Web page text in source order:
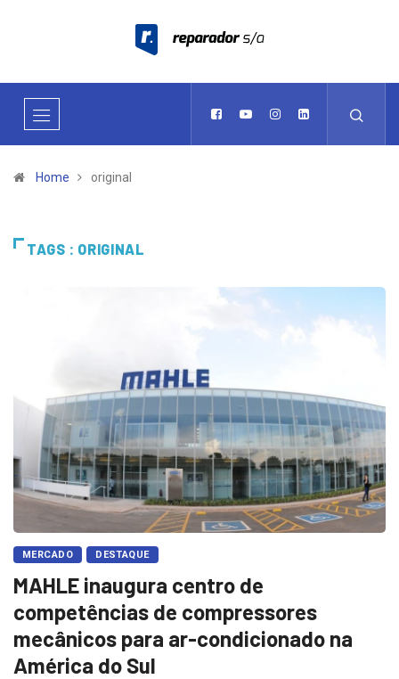
Home original
TAGS : ORIGINAL
MERCADO DESTAQUE
MAHLE inaugura centro de
competências de compressores
mecânicos para ar-condicionado na
América do Sul